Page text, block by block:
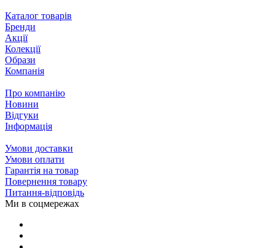
Каталог товарів
Бренди
Акції
Колекції
Образи
Компанія
Про компанію
Новини
Відгуки
Інформація
Умови доставки
Умови оплати
Гарантія на товар
Повернення товару
Питання-відповідь
Ми в соцмережах